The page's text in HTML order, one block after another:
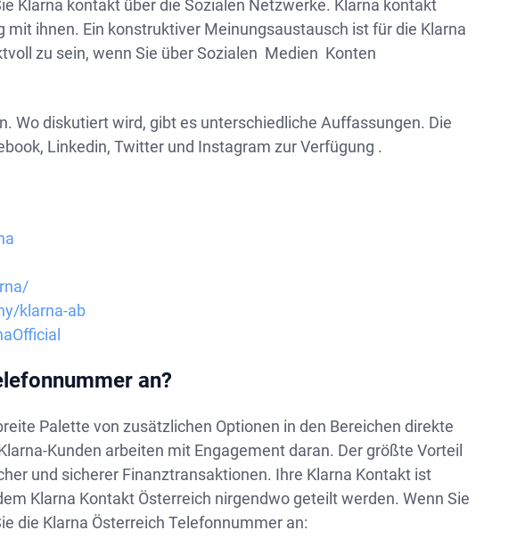
Klarna kontakt über die Sozialen Netzwerke. Klarna kontakt
ihnen. Ein konstruktiver Meinungsaustausch ist für die Klarna
zu sein, wenn Sie über Sozialen Medien Konten
Wo diskutiert wird, gibt es unterschiedliche Auffassungen. Die
Linkedin, Twitter und Instagram zur Verfügung .
klarna-ab
an?
Palette von zusätzlichen Optionen in den Bereichen direkte
Kunden arbeiten mit Engagement daran. Der größte Vorteil
und sicherer Finanztransaktionen. Ihre Klarna Kontakt ist
Klarna Kontakt Österreich nirgendwo geteilt werden. Wenn Sie
die Klarna Österreich Telefonnummer an: